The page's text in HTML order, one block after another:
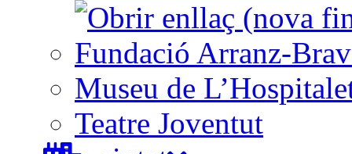
Fundació Arranz-
Museu de
Teatre Joventut